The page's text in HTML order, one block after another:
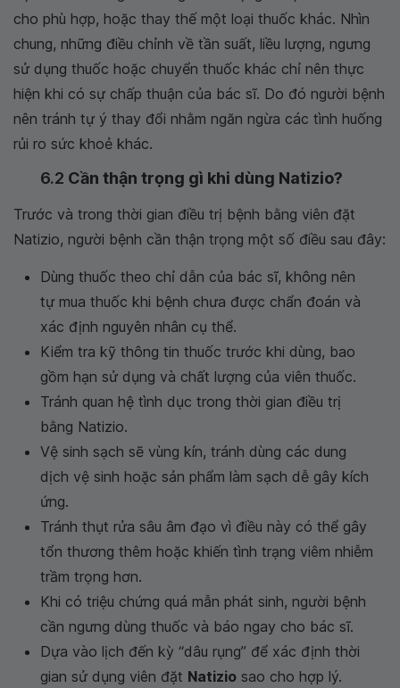
cho phù hợp, hoặc thay thế một loại thuốc khác. Nhìn
chung, những điều chỉnh về tần suất, liều lượng, ngưng
sử dụng thuốc hoặc chuyển thuốc khác chỉ nên thực
hiện khi có sự chấp thuận của bác sĩ. Do đó người bệnh
nên tránh tự ý thay đổi nhằm ngăn ngừa các tình huống
rủi ro sức khoẻ khác.
6.2 Cần thận trọng gì khi dùng Natizio?
Trước và trong thời gian điều trị bệnh bằng viên đặt
Natizio, người bệnh cần thận trọng một số điều sau đây:
Dùng thuốc theo chỉ dẫn của bác sĩ, không nên
tự mua thuốc khi bệnh chưa được chẩn đoán và
xác định nguyên nhân cụ thể.
Kiểm tra kỹ thông tin thuốc trước khi dùng, bao
gồm hạn sử dụng và chất lượng của viên thuốc.
Tránh quan hệ tình dục trong thời gian điều trị
bằng Natizio.
Vệ sinh sạch sẽ vùng kín, tránh dùng các dung
dịch vệ sinh hoặc sản phẩm làm sạch dễ gây kích
ứng.
Tránh thụt rửa sâu âm đạo vì điều này có thể gây
tổn thương thêm hoặc khiến tình trạng viêm nhiễm
trầm trọng hơn.
Khi có triệu chứng quá mẫn phát sinh, người bệnh
cần ngưng dùng thuốc và báo ngay cho bác sĩ.
Dựa vào lịch đến kỳ “dâu rụng” để xác định thời
gian sử dụng viên đặt Natizio sao cho hợp lý.